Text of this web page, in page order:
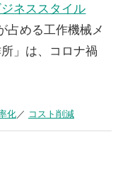
ネススタイル
占める工作機械メ
」は、コロナ禍
化 コスト削減